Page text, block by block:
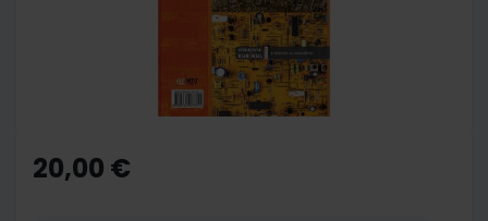
the
beginning
20,00 €